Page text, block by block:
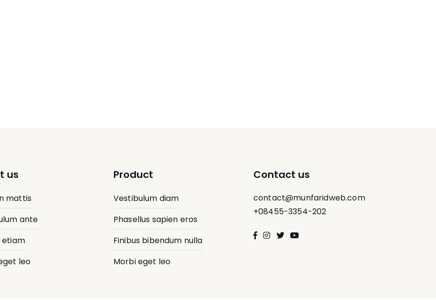
us
mattis
ante
etiam
leo
Product
Vestibulum diam
Phasellus sapien eros
Finibus bibendum nulla
Morbi eget leo
Contact us
contact@munfaridweb.com
+08455-3354-202